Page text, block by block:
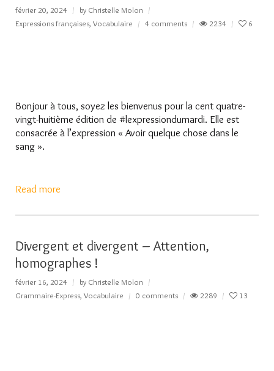
février 20, 2024 by Christelle Molon
Expressions françaises, Vocabulaire 4 comments 2234 6
Bonjour à tous, soyez les bienvenus pour la cent quatre-
vingt-huitième édition de #lexpressiondumardi. Elle est
consacrée à l’expression « Avoir quelque chose dans le
sang ».
Read more
Divergent et divergent – Attention,
homographes !
février 16, 2024 by Christelle Molon
Grammaire-Express, Vocabulaire 0 comments 2289 13